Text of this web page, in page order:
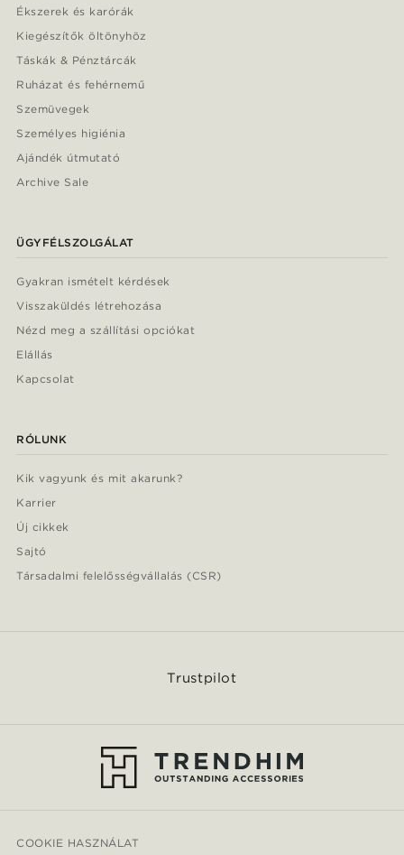
Ékszerek és karórák
Kiegészítők öltönyhöz
Táskák & Pénztárcák
Ruházat és fehérnemű
Szemüvegek
Személyes higiénia
Ajándék útmutató
Archive Sale
ÜGYFÉLSZOLGÁLAT
Gyakran ismételt kérdések
Visszaküldés létrehozása
Nézd meg a szállítási opciókat
Elállás
Kapcsolat
RÓLUNK
Kik vagyunk és mit akarunk?
Karrier
Új cikkek
Sajtó
Társadalmi felelősségvállalás (CSR)
Trustpilot
COOKIE HASZNÁLAT